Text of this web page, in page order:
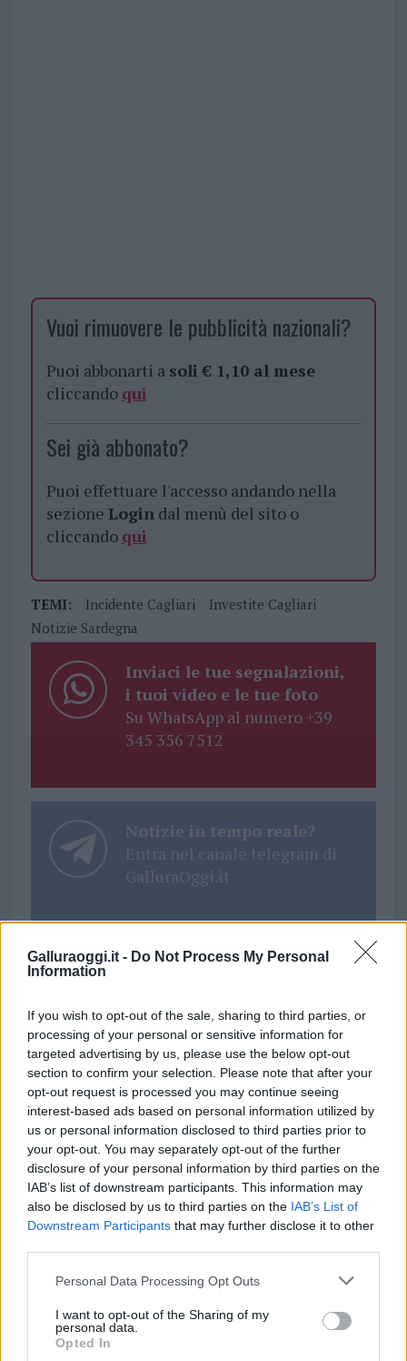
Galluraoggi.it - Do Not Process My Personal
Information
If you wish to opt-out of the sale, sharing to third parties, or
processing of your personal or sensitive information for
targeted advertising by us, please use the below opt-out
section to confirm your selection. Please note that after your
opt-out request is processed you may continue seeing
interest-based ads based on personal information utilized by
us or personal information disclosed to third parties prior to
your opt-out. You may separately opt-out of the further
disclosure of your personal information by third parties on the
IAB’s list of downstream participants. This information may
also be disclosed by us to third parties on the IAB’s List of
Downstream Participants that may further disclose it to other
Please note that this website/app uses one or more Google
not limited to your visit or usage behaviour. You may click to
grant or deny consent to Google and its third-party tags to
use your data for below specified purposes in below Google
Personal Data Processing Opt Outs
I want to opt-out of the Sharing of my
personal data.
Opted In
Vuoi rimuovere le pubblicità nazionali?
Puoi abbonarti a soli € 1,10 al mese
cliccando qui
Sei già abbonato?
Puoi effettuare l'accesso andando nella
sezione Logindal menù del sito o
cliccando qui
TEMI: Incidente Cagliari
Investite Cagliari
Notizie Sardegna
Inviaci le tue segnalazioni,
i tuoi video e le tue foto
Su WhatsApp al numero +39
345 356 7512
Notizie in tempo reale?
Entra nel canale telegram di
GalluraOggi.it
daGoogle News
Condividi l'articolo
F
a
ce
b
o
o
k
T
w
it
te
r
Pi
n
te
re
st
W
h
at
s
A
p
p
S
h
a
re
Articolo precedente
Prossimo articolo